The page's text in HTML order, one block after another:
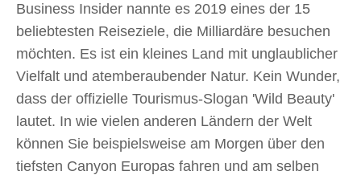
Business Insider nannte es 2019 eines der 15
beliebtesten Reiseziele, die Milliardäre besuchen
möchten. Es ist ein kleines Land mit unglaublicher
Vielfalt und atemberaubender Natur. Kein Wunder,
dass der offizielle Tourismus-Slogan 'Wild Beauty'
lautet. In wie vielen anderen Ländern der Welt
können Sie beispielsweise am Morgen über den
tiefsten Canyon Europas fahren und am selben